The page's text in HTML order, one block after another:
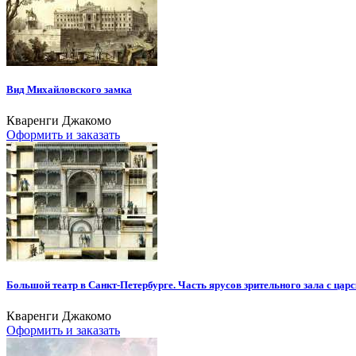
Вид Михайловского замка
Кваренги Джакомо
Оформить и заказать
Большой театр в Санкт-Петербурге. Часть ярусов зрительного зала с
Кваренги Джакомо
Оформить и заказать